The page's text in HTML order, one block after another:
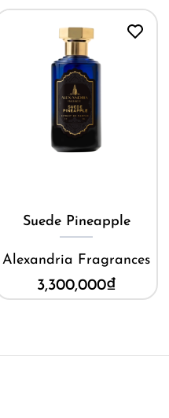
cũng là một trong
Suede Pineapple
Alexandria Fragrances
3,300,000₫